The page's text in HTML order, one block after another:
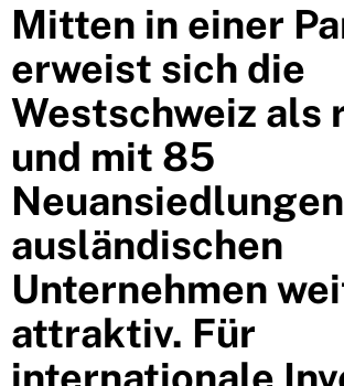
Mitten in einer
erweist sich die
Westschweiz als
und mit 85
ausländischen
Unternehmen
attraktiv. Für